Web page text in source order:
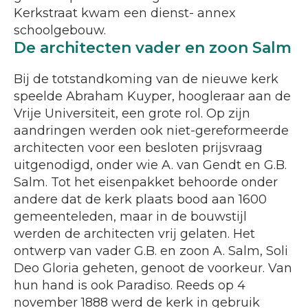
Kerkstraat kwam een dienst- annex
schoolgebouw.
De architecten vader en zoon Salm
Bij de totstandkoming van de nieuwe kerk
speelde Abraham Kuyper, hoogleraar aan de
Vrije Universiteit, een grote rol. Op zijn
aandringen werden ook niet-gereformeerde
architecten voor een besloten prijsvraag
uitgenodigd, onder wie A. van Gendt en G.B.
Salm. Tot het eisenpakket behoorde onder
andere dat de kerk plaats bood aan 1600
gemeenteleden, maar in de bouwstijl
werden de architecten vrij gelaten. Het
ontwerp van vader G.B. en zoon A. Salm, Soli
Deo Gloria geheten, genoot de voorkeur. Van
hun hand is ook Paradiso. Reeds op 4
november 1888 werd de kerk in gebruik